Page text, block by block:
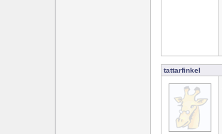
tattarfinkel